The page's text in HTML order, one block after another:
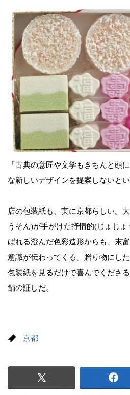
「古典の意匠や文学もきちんと頭
な新しいデザインを提案しないと
店の包装紙も、実に京都らしい。
うそん)が手がけた抒情的(じょじ
ばれる澄んだ色彩造形からも、末
意識が伝わってくる。贈り物にし
包装紙を見るだけで喜んでくださ
舗の証しだ。
京都